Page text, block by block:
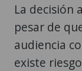
La decisión
pesar de
audiencia
existe